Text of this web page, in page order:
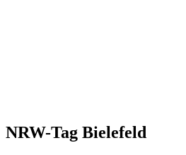
NRW-Tag Bielefeld